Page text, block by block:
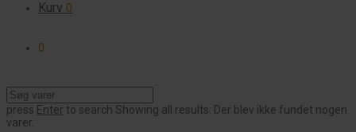
Kurv 0
0
press Enter to search Showing all results: Der blev ikke fundet nogen
varer.